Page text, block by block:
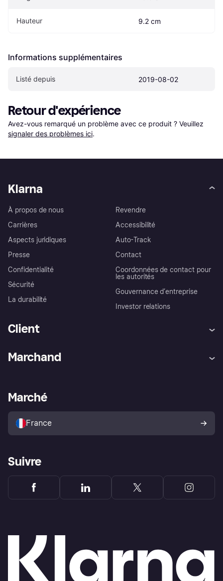
Hauteur 9.2 cm
Informations supplémentaires
Listé depuis 2019-08-02
Retour d'expérience
Avez-vous remarqué un problème avec ce produit ? Veuillez
signaler des problèmes ici.
Klarna
À propos de nous
Carrières
Aspects juridiques
Presse
Confidentialité
Sécurité
La durabilité
Revendre
Accessibilité
Auto-Track
Contact
Coordonnées de contact pour
les autorités
Gouvernance d’entreprise
Investor relations
Client
Explorez les magasins
Politique de protection de
l’acheteur Klarna
Marchand
Portail Marchand
Marché
France
Suivre